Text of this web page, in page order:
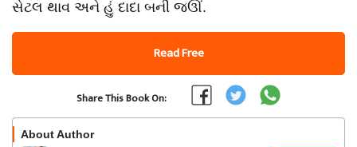
સેટલ થાવ અને હું દાદા બની જઊં.
Read Free
Share This Book On:
About Author